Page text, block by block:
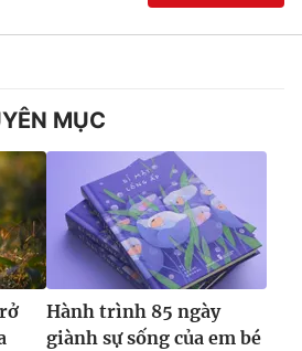
MỤC
Hành trình 85 ngày
giành sự sống của em bé